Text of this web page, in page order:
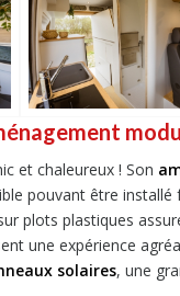
et chaleureux ! Son
pouvant être
plots plastiques
une expérience
solaires, une